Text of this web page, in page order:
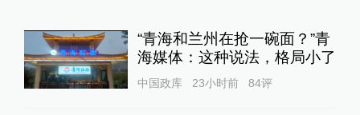
“青海和兰州在抢一碗面？”青
海媒体：这种说法，格局小了
中国政库 23小时前 84评